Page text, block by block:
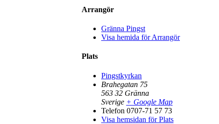
Arrangör
Gränna Pingst
Visa hemida för Arrangör
Plats
Pingstkyrkan
Brahegatan 75
563 32 Gränna
Sverige + Google Map
Telefon 0707-71 57 73
Visa hemsidan för Plats